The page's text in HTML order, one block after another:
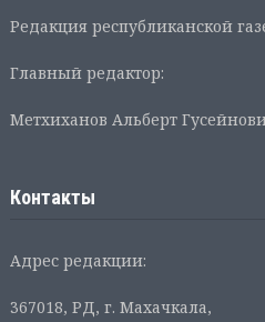
Редакция республиканской
Главный редактор:
Метхиханов Альберт
Контакты
Адрес редакции:
367018, РД, г. Махачкала,